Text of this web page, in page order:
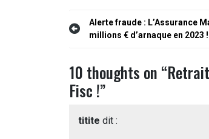
Navigation
l’article
Alerte fraude : L’Assurance
millions € d’arnaque en 2023 !
10 thoughts on “
Fisc !”
titite dit :